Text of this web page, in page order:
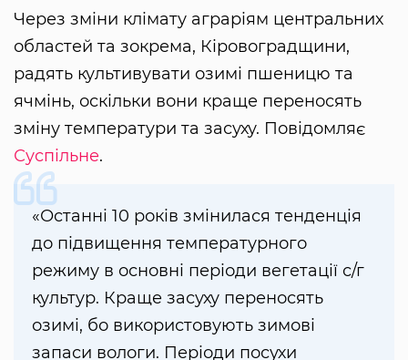
Через зміни клімату аграріям центральних
областей та зокрема, Кіровоградщини,
радять культивувати озимі пшеницю та
ячмінь, оскільки вони краще переносять
зміну температури та засуху. Повідомляє
Суспільне.
«Останні 10 років змінилася тенденція
до підвищення температурного
режиму в основні періоди вегетації с/г
культур. Краще засуху переносять
озимі, бо використовують зимові
запаси вологи. Періоди посухи